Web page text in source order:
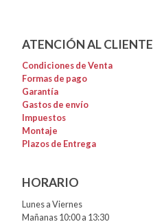
ATENCIÓN AL CLIENTE
Condiciones de Venta
Formas de pago
Garantía
Gastos de envío
Impuestos
Montaje
Plazos de Entrega
HORARIO
Lunes a Viernes
Mañanas 10:00 a 13:30